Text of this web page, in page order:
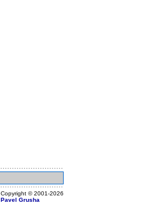
Copyright ©2001-2026
Pavel Grusha